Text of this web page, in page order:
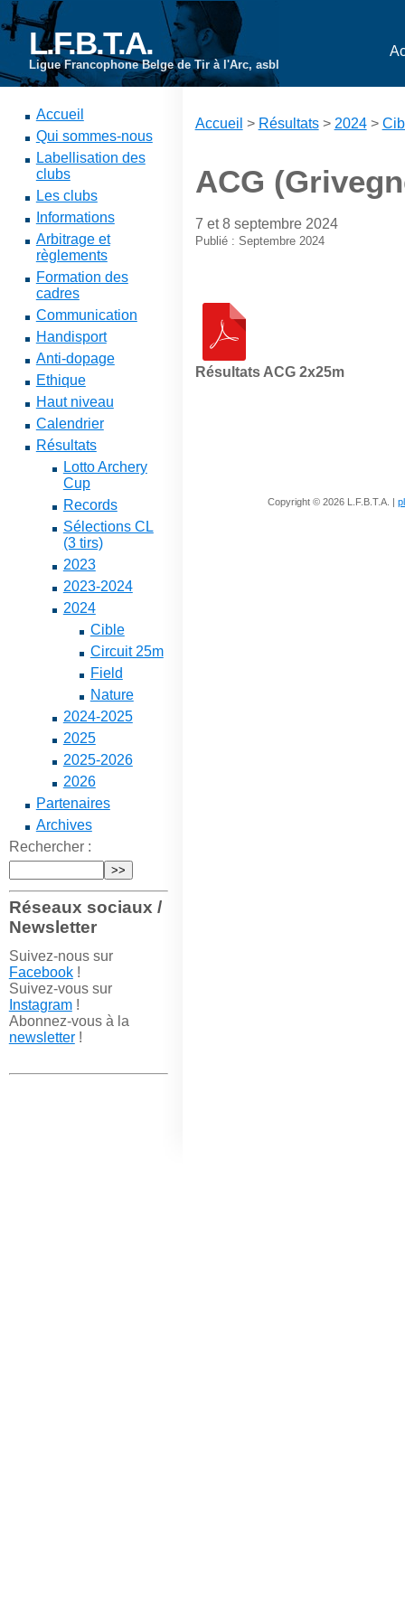
L.F.B.T.A.
Ligue Francophone Belge de Tir à l'Arc, asbl
Accueil
Qui sommes-nous
Labellisation des
clubs
Les clubs
Informations
Arbitrage et
règlements
Formation des
cadres
Communication
Handisport
Anti-dopage
Ethique
Haut niveau
Calendrier
Résultats
Lotto Archery
Cup
Records
Sélections CL
(3 tirs)
2023
2023-2024
2024
Cible
Circuit 25m
Field
Nature
2024-2025
2025
2025-2026
2026
Partenaires
Archives
Rechercher :
Réseaux sociaux /
Newsletter
Suivez-nous sur
Facebook!
Suivez-vous sur
Instagram!
Abonnez-vous à la
newsletter!
Accueil > Résultats> 2024>
ACG
7 et 8 septembre 2024
Publié : Septembre 2024
Résultats ACG 2x25m
Copyright © 2026 L.F.B.T.A. |